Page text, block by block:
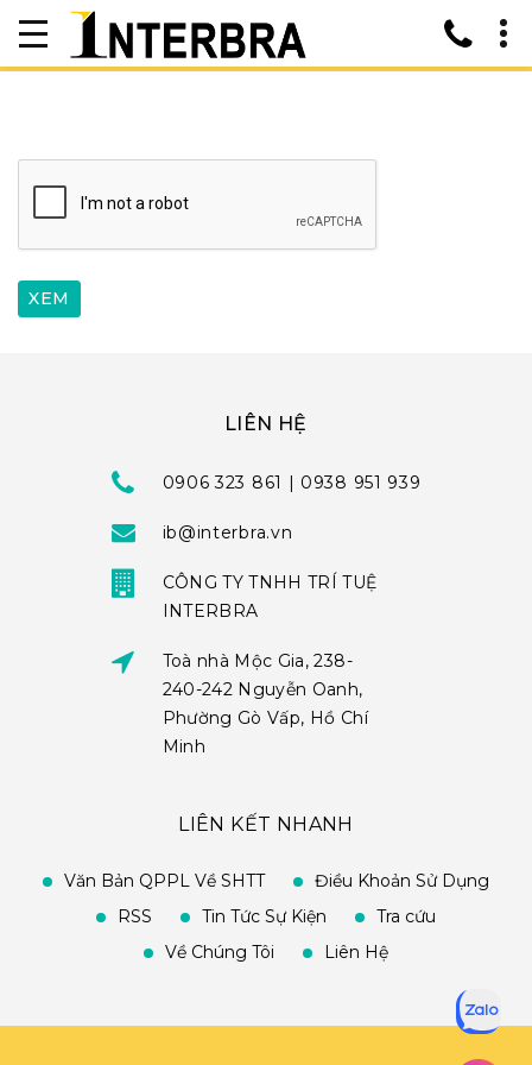
LIÊN HỆ
0906 323 861 | 0938 951 939
ib@interbra.vn
CÔNG TY TNHH TRÍ TUỆ
INTERBRA
Toà nhà Mộc Gia, 238-
240-242 Nguyễn Oanh,
Phường Gò Vấp, Hồ Chí
Minh
LIÊN KẾT NHANH
Văn Bản QPPL Về SHTT
Điều Khoản Sử Dụng
RSS
Tin Tức Sự Kiện
Tra cứu
Về Chúng Tôi
Liên Hệ